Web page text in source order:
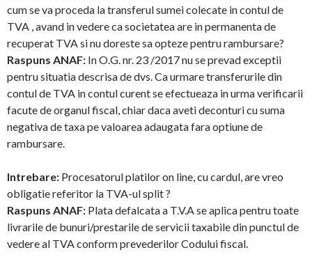
cum se va proceda la transferul sumei colecate in contul de
TVA , avand in vedere ca societatea are in permanenta de
recuperat TVA si nu doreste sa opteze pentru rambursare?
Raspuns ANAF: In O.G. nr. 23 /2017 nu se prevad exceptii
pentru situatia descrisa de dvs. Ca urmare transferurile din
contul de TVA in contul curent se efectueaza in urma verificarii
facute de organul fiscal, chiar daca aveti deconturi cu suma
negativa de taxa pe valoarea adaugata fara optiune de
rambursare.
Intrebare: Procesatorul platilor on line, cu cardul, are vreo
obligatie referitor la TVA-ul split ?
Raspuns ANAF: Plata defalcata a T.V.A se aplica pentru toate
livrarile de bunuri/prestarile de servicii taxabile din punctul de
vedere al TVA conform prevederilor Codului fiscal.